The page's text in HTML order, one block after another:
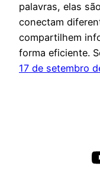
palavras, elas
conectam
compartilhem
forma eficiente.
17 de setembro